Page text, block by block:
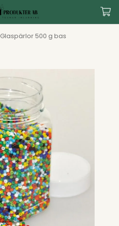
Glaspärlor 500 g bas